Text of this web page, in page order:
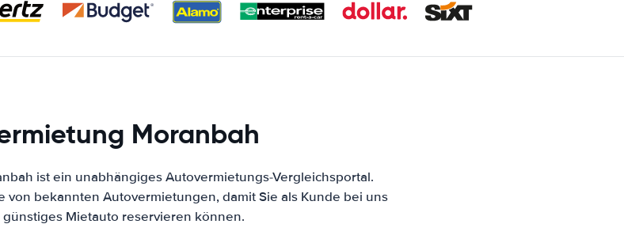
Moranbah
ist ein unabhängiges Autovermietungs-Vergleichsportal.
von bekannten Autovermietungen, damit Sie als Kunde bei uns
günstiges Mietauto reservieren können.